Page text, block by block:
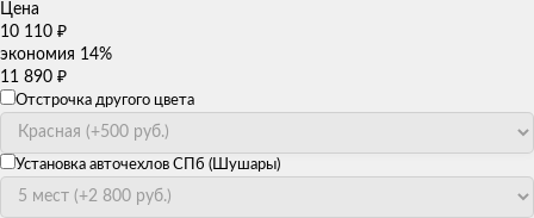
Цена
10 110 ₽
экономия 14%
11 890 ₽
Отстрочка другого цвета
Установка авточехлов СПб (Шушары)